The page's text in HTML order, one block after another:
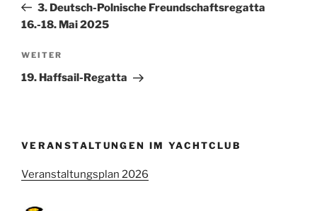
Beitrag
3. Deutsch-Polnische Freundschaftsregatta
16.-18. Mai 2025
Nächster
Beitrag
WEITER
19. Haffsail-Regatta
VERANSTALTUNGEN IM YACHTCLUB
Veranstaltungsplan 2026